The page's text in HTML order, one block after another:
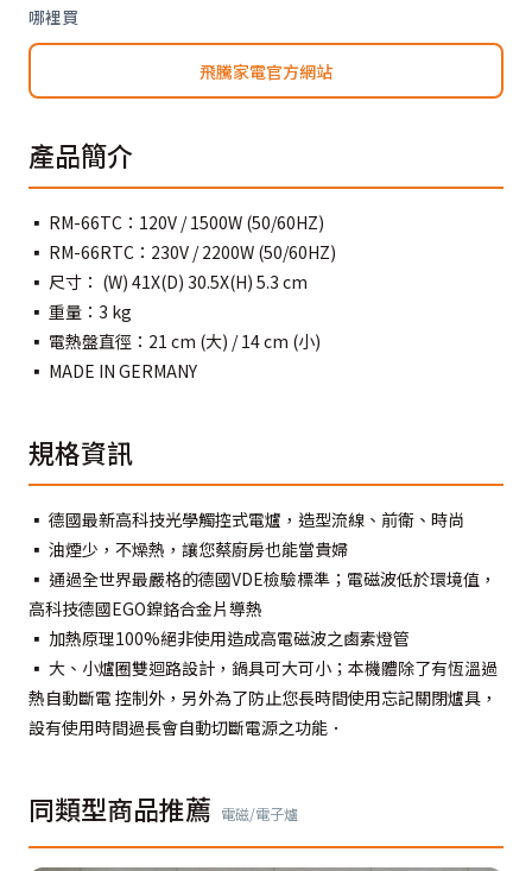
哪裡買
飛騰家電官方網站
產品簡介
▪ RM-66TC：120V / 1500W (50/60HZ)
▪ RM-66RTC：230V / 2200W (50/60HZ)
▪ 尺寸： (W) 41X(D) 30.5X(H) 5.3 cm
▪ 重量：3 kg
▪ 電熱盤直徑：21 cm (大) / 14 cm (小)
▪ MADE IN GERMANY
規格資訊
▪ 德國最新高科技光學觸控式電爐，造型流線、前衛、時尚
▪ 油煙少，不燥熱，讓您蔡廚房也能當貴婦
▪ 通過全世界最嚴格的德國VDE檢驗標準；電磁波低於環境值，
高科技德國EGO鎳鉻合金片導熱
▪ 加熱原理100%絕非使用造成高電磁波之鹵素燈管
▪ 大、小爐圈雙迴路設計，鍋具可大可小；本機體除了有恆溫過
熱自動斷電 控制外，另外為了防止您長時間使用忘記關閉爐具，
設有使用時間過長會自動切斷電源之功能．
同類型商品推薦 電磁/電子爐